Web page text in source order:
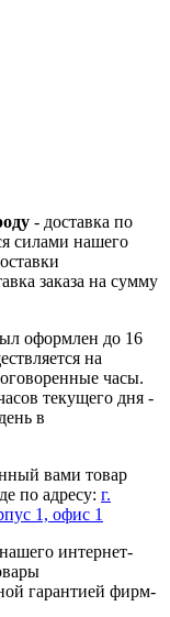
- доставка по
силами нашего
заказа на сумму
оформлен до 16
на
часы.
текущего дня -
в
вами товар
по адресу: г.
1, офис 1
интернет-
гарантией фирм-